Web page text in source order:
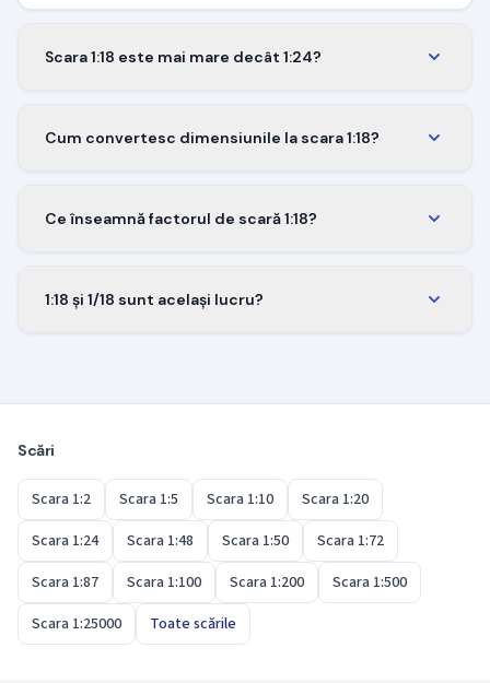
Scara 1:18 este mai mare decât 1:24?
mare decât o machetă 1:24 a aceleiași mașini. Una
Cum convertesc dimensiunile la scara 1:18?
lungimea machetei, sau înmulțește lungimea
Ce înseamnă factorul de scară 1:18?
Înmulțește orice lungime reală cu 0,0556 pentru a
1:18 și 1/18 sunt același lucru?
raportul, și deci dimensiunea machetei, este identic.
Scări
Scara 1:2 Scara 1:5 Scara 1:10
Scara 1:20
Scara 1:24
Scara 1:48 Scara 1:50
Scara 1:72
Scara 1:87
Scara 1:100 Scara 1:200
Scara 1:500
Scara 1:25000
Toate scările